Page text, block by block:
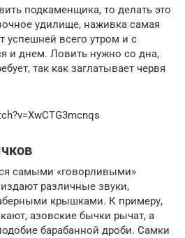
подкаменщика, то делать это
удилище, наживка самая
успешней всего утром и с
и днем. Ловить нужно со дна,
так как заглатывает червя
самыми «говорливыми»
различные звуки,
крышками. К примеру,
азовские бычки рычат, а
барабанной дроби. Самки